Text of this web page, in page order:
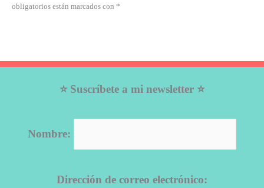
obligatorios están marcados con *
⭐ Suscríbete a mi newsletter ⭐
Nombre:
Dirección de correo electrónico: